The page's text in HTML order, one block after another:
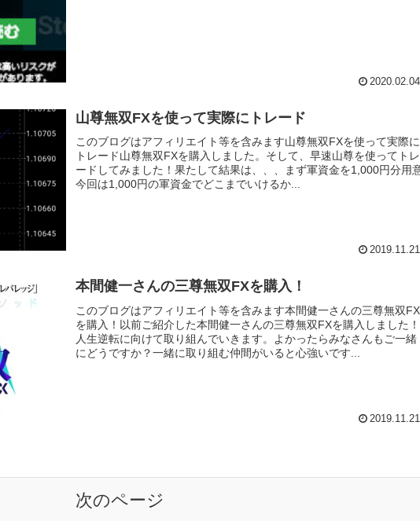
2020.02.04
山尊無双FXを使って実際にトレード
このブログはアフィリエイト等を含みます山尊無双FXを使って実際に
トレード山尊無双FXを購入しました。そして、早速山尊を使ってトレ
ードしてみました！果たして結果は、、、まず軍資金を1,000円分用
今回は1,000円の軍資金でどこまでいけるか...
2019.11.21
本間健一さんの三尊無双FXを購入！
このブログはアフィリエイト等を含みます本間健一さんの三尊無双FX
を購入！以前ご紹介した本間健一さんの三尊無双FXを購入しました！
人生逆転に向けて取り組んでいきます。よかったらみなさんもご一緒
にどうですか？一緒に取り組む仲間がいると心強いです...
2019.11.21
次のページ